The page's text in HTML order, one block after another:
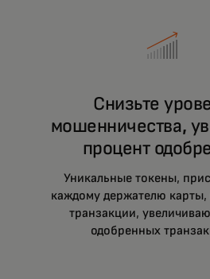
Снизьте
мошенничества,
процент
Уникальные токены,
каждому держателю карты,
транзакции,
одобренных